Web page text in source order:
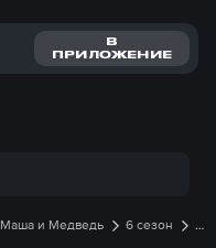
В
ПРИЛОЖЕНИЕ
Маша и Медведь 6 сезон
21